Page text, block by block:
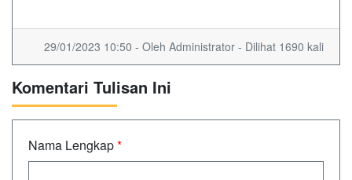
29/01/2023 10:50 - Oleh Administrator - Dilihat 1690 kali
Komentari Tulisan Ini
Nama Lengkap*